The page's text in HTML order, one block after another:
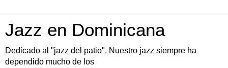
Jazz en Dominicana
Dedicado al "jazz del patio". Nuestro jazz siempre ha
dependido mucho de los